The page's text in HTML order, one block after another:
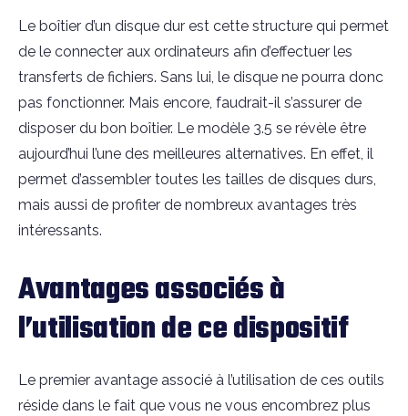
Le boîtier d’un disque dur est cette structure qui permet
de le connecter aux ordinateurs afin d’effectuer les
transferts de fichiers. Sans lui, le disque ne pourra donc
pas fonctionner. Mais encore, faudrait-il s’assurer de
disposer du bon boîtier. Le modèle 3.5 se révèle être
aujourd’hui l’une des meilleures alternatives. En effet, il
permet d’assembler toutes les tailles de disques durs,
mais aussi de profiter de nombreux avantages très
intéressants.
Avantages associés à
l’utilisation de ce dispositif
Le premier avantage associé à l’utilisation de ces outils
réside dans le fait que vous ne vous encombrez plus